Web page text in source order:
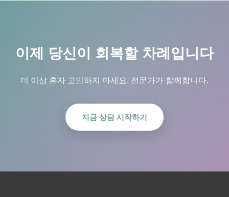
이제 당신이 회복할 차례입니다
더 이상 혼자 고민하지 마세요. 전문가가 함께합니다.
지금 상담 시작하기